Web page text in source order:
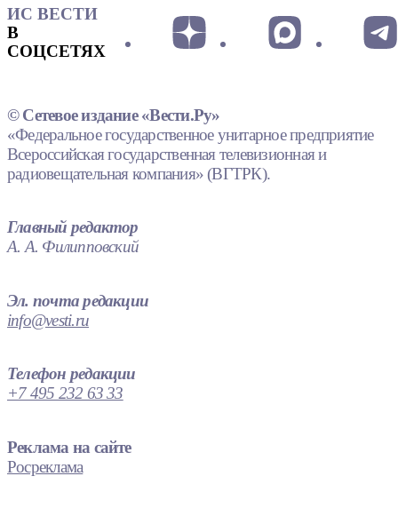
ИС ВЕСТИ
В
СОЦСЕТЯХ
© Сетевое издание «Вести.Ру»
«Федеральное государственное унитарное предприятие
Всероссийская государственная телевизионная и
радиовещательная компания» (ВГТРК).
Главный редактор
А. А. Филипповский
Эл. почта редакции
info@vesti.ru
Телефон редакции
+7 495 232 63 33
Реклама на сайте
Росреклама